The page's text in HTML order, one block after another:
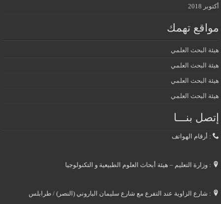
أكتوبر 2018
مواقع تهمك
هيئة البحث العلمي
هيئة البحث العلمي
هيئة البحث العلمي
هيئة البحث العلمي
إتصل بنـــا
: أرقام الهواتف
: وزارة التعليم – هيئة أبحاث العلوم الطبيعية و التكنولوجيا
: شارع الزاوية عند التفرع مع شارع سليمان الباروني (النصر) / طرابلس